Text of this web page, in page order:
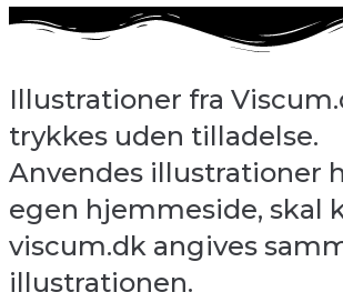
Illustrationer fra
trykkes uden tilladelse.
Anvendes illustrationer
egen hjemmeside, skal
viscum.dk angives
illustrationen.